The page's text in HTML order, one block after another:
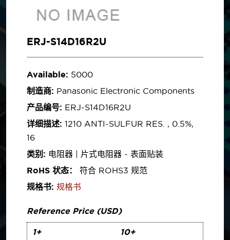
ERJ-S14D16R2U
Available: 5000
制造商: Panasonic Electronic Components
产品编号: ERJ-S14D16R2U
详细描述: 1210 ANTI-SULFUR RES. , 0.5%,
16
类别: 电阻器 | 片式电阻器 - 表面贴装
RoHS 状态：
符合 ROHS3 规范
规格书: 规格书
Reference Price (USD)
1+
10+